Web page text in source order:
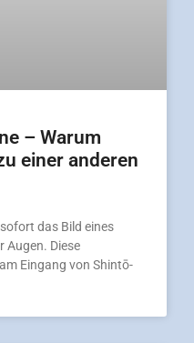
– Warum
einer anderen
das Bild eines
Augen. Diese
Eingang von Shintō-